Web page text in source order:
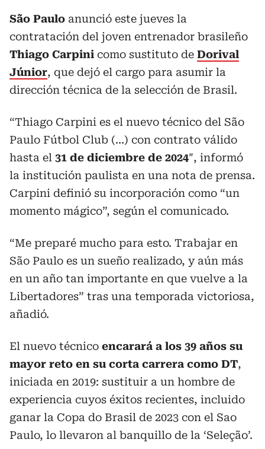
São Paulo anunció este jueves la
contratación del joven entrenador brasileño
Thiago Carpini como sustituto de Dorival
Júnior, que dejó el cargo para asumir la
dirección técnica de la selección de Brasil.
“Thiago Carpini es el nuevo técnico del São
Paulo Fútbol Club (...) con contrato válido
hasta el 31 de diciembre de 2024″, informó
la institución paulista en una nota de prensa.
Carpini definió su incorporación como “un
momento mágico”, según el comunicado.
“Me preparé mucho para esto. Trabajar en
São Paulo es un sueño realizado, y aún más
en un año tan importante en que vuelve a la
Libertadores” tras una temporada victoriosa,
añadió.
El nuevo técnico encarará a los 39 años su
mayor reto en su corta carrera como DT,
iniciada en 2019: sustituir a un hombre de
experiencia cuyos éxitos recientes, incluido
ganar la Copa do Brasil de 2023 con el Sao
Paulo, lo llevaron al banquillo de la ‘Seleção’.